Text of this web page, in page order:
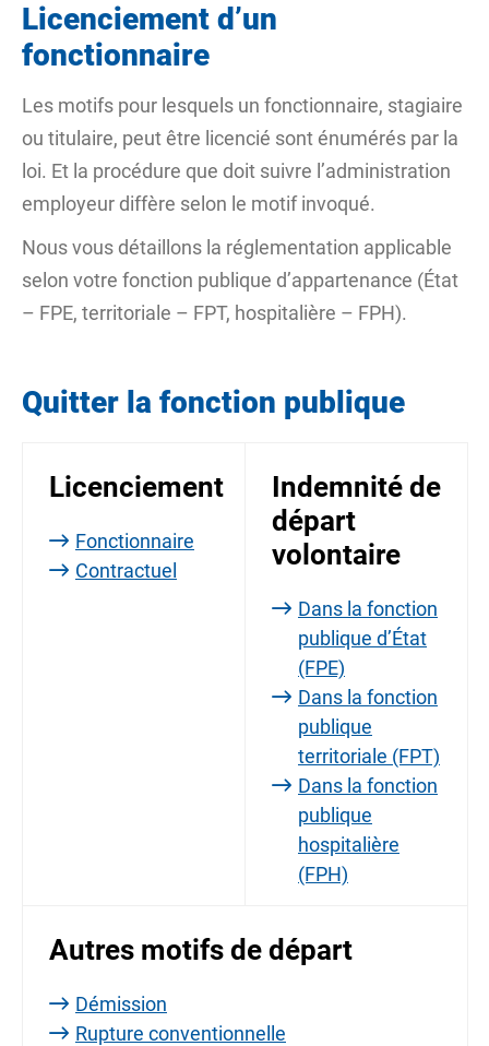
Licenciement d’un
fonctionnaire
Les motifs pour lesquels un fonctionnaire, stagiaire
ou titulaire, peut être licencié sont énumérés par la
loi. Et la procédure que doit suivre l’administration
employeur diffère selon le motif invoqué.
Nous vous détaillons la réglementation applicable
selon votre fonction publique d’appartenance (État
– FPE, territoriale – FPT, hospitalière – FPH).
Quitter la fonction publique
Licenciement
Fonctionnaire
Contractuel
Indemnité de
départ
volontaire
Dans la fonction
publique d’État
(FPE)
Dans la fonction
publique
territoriale (FPT)
Dans la fonction
publique
hospitalière
(FPH)
Autres motifs de départ
Démission
Rupture conventionnelle